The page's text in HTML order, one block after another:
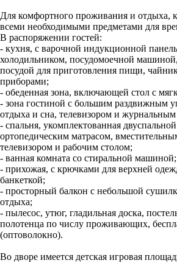
Для комфортного проживания и отдыха,
всеми необходимыми предметами для
В распоряжении гостей:
- кухня, с варочной индукционной
холодильником, посудомоечной
посудой для пригoтoвления пищи,
приборами;
- обеденная зона, включающей стол с
- зона гостиной с большим раздвижным
отдыха и сна, телевизором и журнальным
- спальня, укомплектованная
ортопедическим матрасом,
телевизором и рабочим столом;
- ванная комната со стиральной машиной;
- прихожая, с крючками для верхней
банкеткой;
- просторный балкон с небольшой
отдыха;
- пылесос, утюг, гладильная доска,
полотенца по числу проживающих,
(оптоволокно).
Во дворе имеется детская игровая